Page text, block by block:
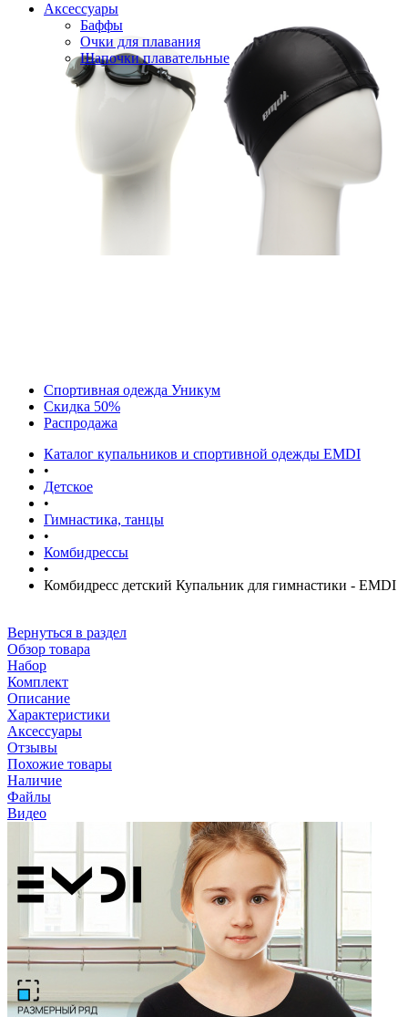
Аксессуары
Баффы
Очки для плавания
Шапочки плавательные
Спортивная одежда Уникум
Скидка 50%
Распродажа
Каталог купальников и спортивной одежды EMDI
•
Детское
•
Гимнастика, танцы
•
Комбидрессы
•
Комбидресс детский Купальник для гимнастики - EMDI
Вернуться в раздел
Обзор товара
Набор
Комплект
Описание
Характеристики
Аксессуары
Отзывы
Похожие товары
Наличие
Файлы
Видео